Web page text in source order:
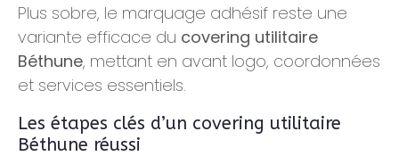
Plus sobre, le marquage adhésif reste une
variante efficace du covering utilitaire
Béthune, mettant en avant logo, coordonnées
et services essentiels.
Les étapes clés d’un covering utilitaire
Béthune réussi